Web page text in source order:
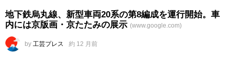
地下鉄烏丸線、新型車両20系の第8編成を運行開始。車
内には京版画・京たたみの展示 (www.google.com)
by 工芸プレス 約 12 月前